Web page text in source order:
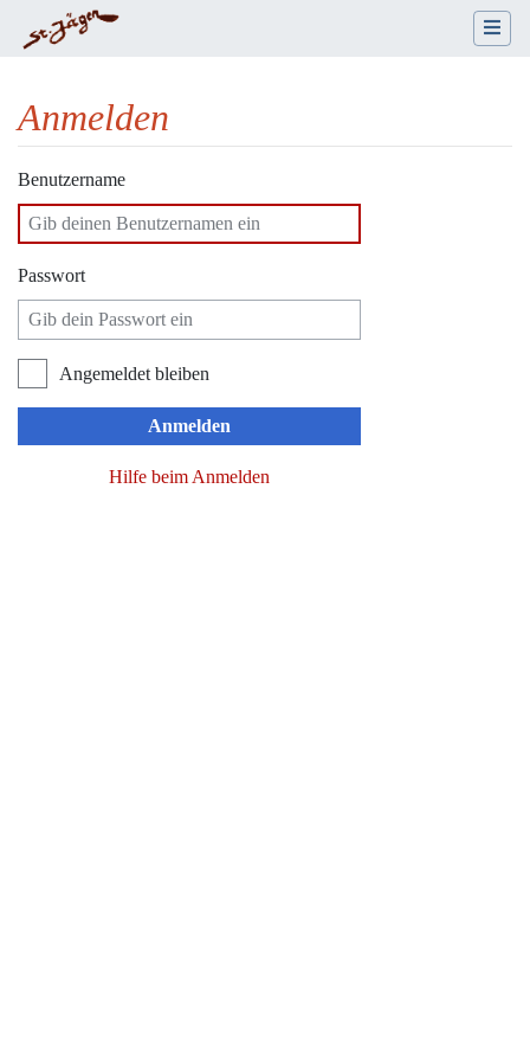
Anmelden
Wechseln zu:Navigation
Benutzername
Passwort
Angemeldet bleiben
Anmelden
Hilfe beim Anmelden